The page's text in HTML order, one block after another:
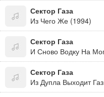
Сектор Газа
Из Чего Же (1994)
Сектор Газа
Сектор Газа
Из Дупла Выходит Газ